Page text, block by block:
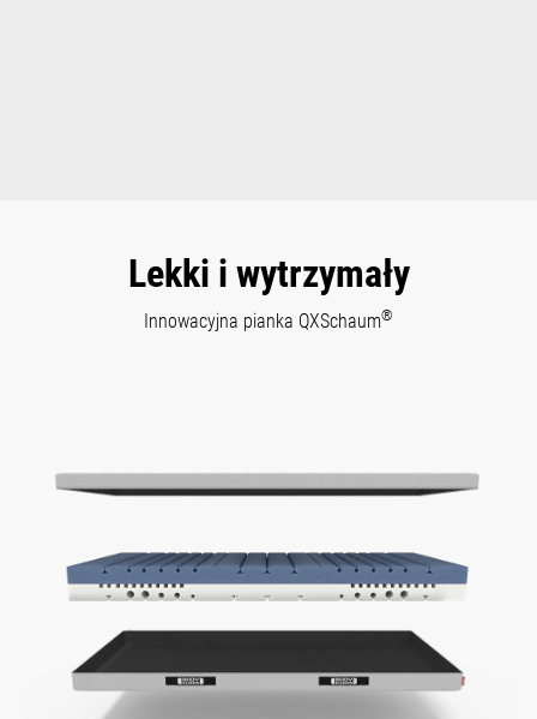
Lekki i wytrzymały
Innowacyjna pianka QXSchaum®